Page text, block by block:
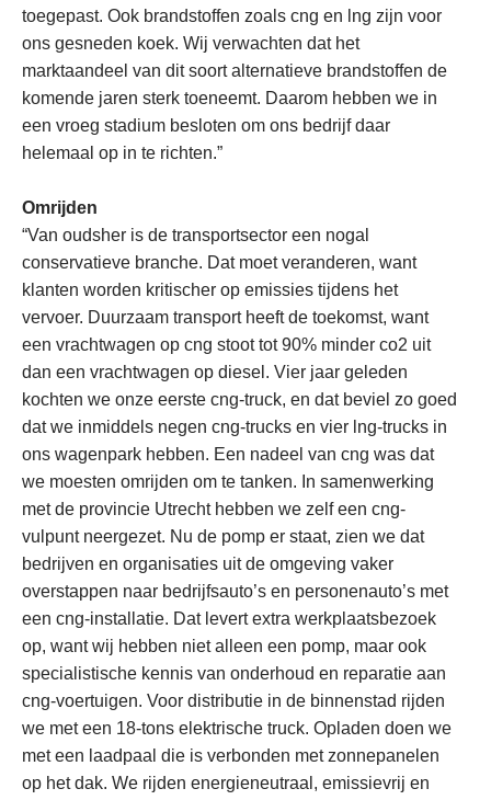
toegepast. Ook brandstoffen zoals cng en lng zijn voor
ons gesneden koek. Wij verwachten dat het
marktaandeel van dit soort alternatieve brandstoffen de
komende jaren sterk toeneemt. Daarom hebben we in
een vroeg stadium besloten om ons bedrijf daar
helemaal op in te richten.”
Omrijden
“Van oudsher is de transportsector een nogal
conservatieve branche. Dat moet veranderen, want
klanten worden kritischer op emissies tijdens het
vervoer. Duurzaam transport heeft de toekomst, want
een vrachtwagen op cng stoot tot 90% minder co2 uit
dan een vrachtwagen op diesel. Vier jaar geleden
kochten we onze eerste cng-truck, en dat beviel zo goed
dat we inmiddels negen cng-trucks en vier lng-trucks in
ons wagenpark hebben. Een nadeel van cng was dat
we moesten omrijden om te tanken. In samenwerking
met de provincie Utrecht hebben we zelf een cng-
vulpunt neergezet. Nu de pomp er staat, zien we dat
bedrijven en organisaties uit de omgeving vaker
overstappen naar bedrijfsauto’s en personenauto’s met
een cng-installatie. Dat levert extra werkplaatsbezoek
op, want wij hebben niet alleen een pomp, maar ook
specialistische kennis van onderhoud en reparatie aan
cng-voertuigen. Voor distributie in de binnenstad rijden
we met een 18-tons elektrische truck. Opladen doen we
met een laadpaal die is verbonden met zonnepanelen
op het dak. We rijden energieneutraal, emissievrij en